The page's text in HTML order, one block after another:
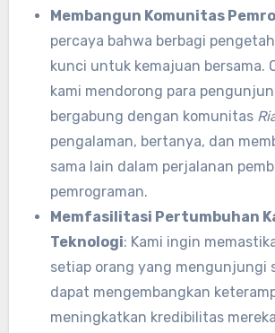
Membangun Komunitas
percaya bahwa berbagi
kunci untuk kemajuan bersama.
kami mendorong para
bergabung dengan komunitas
pengalaman, bertanya, dan
sama lain dalam perjalanan
pemrograman.
Memfasilitasi Pertumbuhan
Teknologi: Kami ingin
setiap orang yang mengunjungi
dapat mengembangkan
meningkatkan kredibilitas